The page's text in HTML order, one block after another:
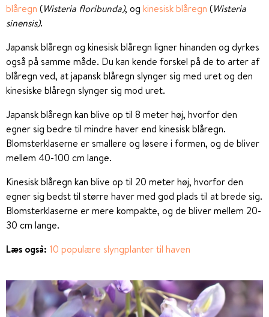
blåregn (Wisteria floribunda), og kinesisk blåregn (Wisteria
sinensis).
Japansk blåregn og kinesisk blåregn ligner hinanden og dyrkes
også på samme måde. Du kan kende forskel på de to arter af
blåregn ved, at japansk blåregn slynger sig med uret og den
kinesiske blåregn slynger sig mod uret.
Japansk blåregn kan blive op til 8 meter høj, hvorfor den
egner sig bedre til mindre haver end kinesisk blåregn.
Blomsterklaserne er smallere og løsere i formen, og de bliver
mellem 40-100 cm lange.
Kinesisk blåregn kan blive op til 20 meter høj, hvorfor den
egner sig bedst til større haver med god plads til at brede sig.
Blomsterklaserne er mere kompakte, og de bliver mellem 20-
30 cm lange.
Læs også: 10 populære slyngplanter til haven